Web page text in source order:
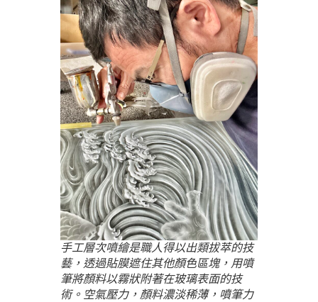
手工層次噴繪是職人得以出類拔萃的技
藝，透過貼膜遮住其他顏色區塊，用噴
筆將顏料以霧狀附著在玻璃表面的技
術。空氣壓力，顏料濃淡稀薄，噴筆力